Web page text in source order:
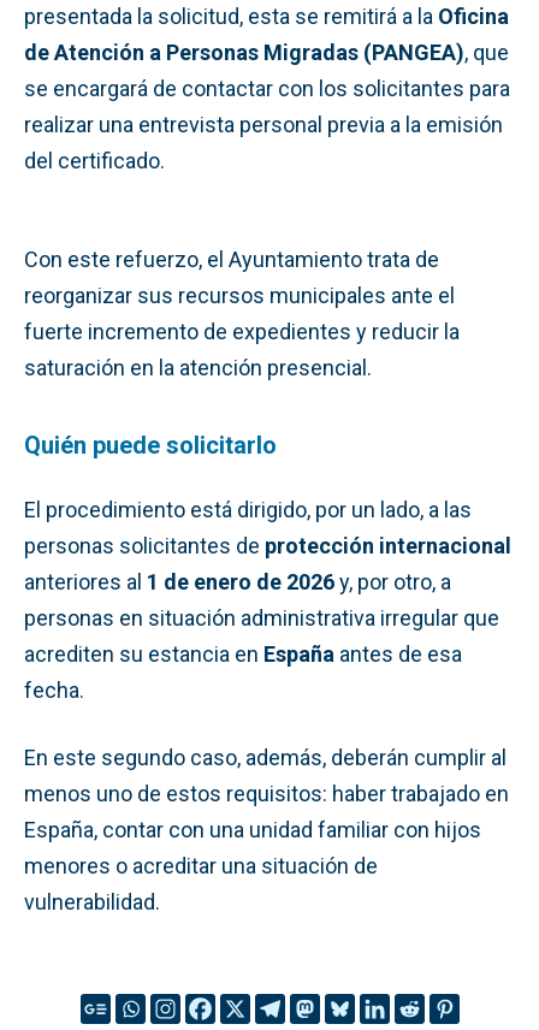
presentada la solicitud, esta se remitirá a la Oficina
de Atención a Personas Migradas (PANGEA), que
se encargará de contactar con los solicitantes para
realizar una entrevista personal previa a la emisión
del certificado.
Con este refuerzo, el Ayuntamiento trata de
reorganizar sus recursos municipales ante el
fuerte incremento de expedientes y reducir la
saturación en la atención presencial.
Quién puede solicitarlo
El procedimiento está dirigido, por un lado, a las
personas solicitantes de protección internacional
anteriores al 1 de enero de 2026y, por otro, a
personas en situación administrativa irregular que
acrediten su estancia en España antes de esa
fecha.
En este segundo caso, además, deberán cumplir al
menos uno de estos requisitos: haber trabajado en
España, contar con una unidad familiar con hijos
menores o acreditar una situación de
vulnerabilidad.